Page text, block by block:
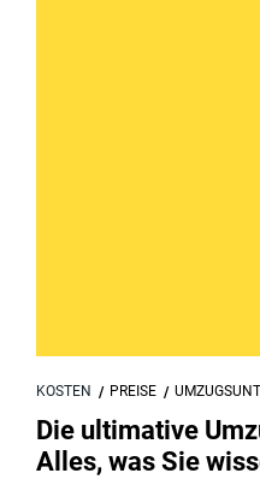
KOSTEN PREISE
Die ultimative
Alles, was Sie